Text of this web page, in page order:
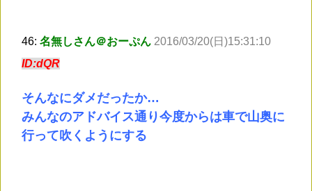
46: 名無しさん＠おーぷん 2016/03/20(日)15:31:10
ID:dQR
そんなにダメだったか…
みんなのアドバイス通り今度からは車で山奥に
行って吹くようにする